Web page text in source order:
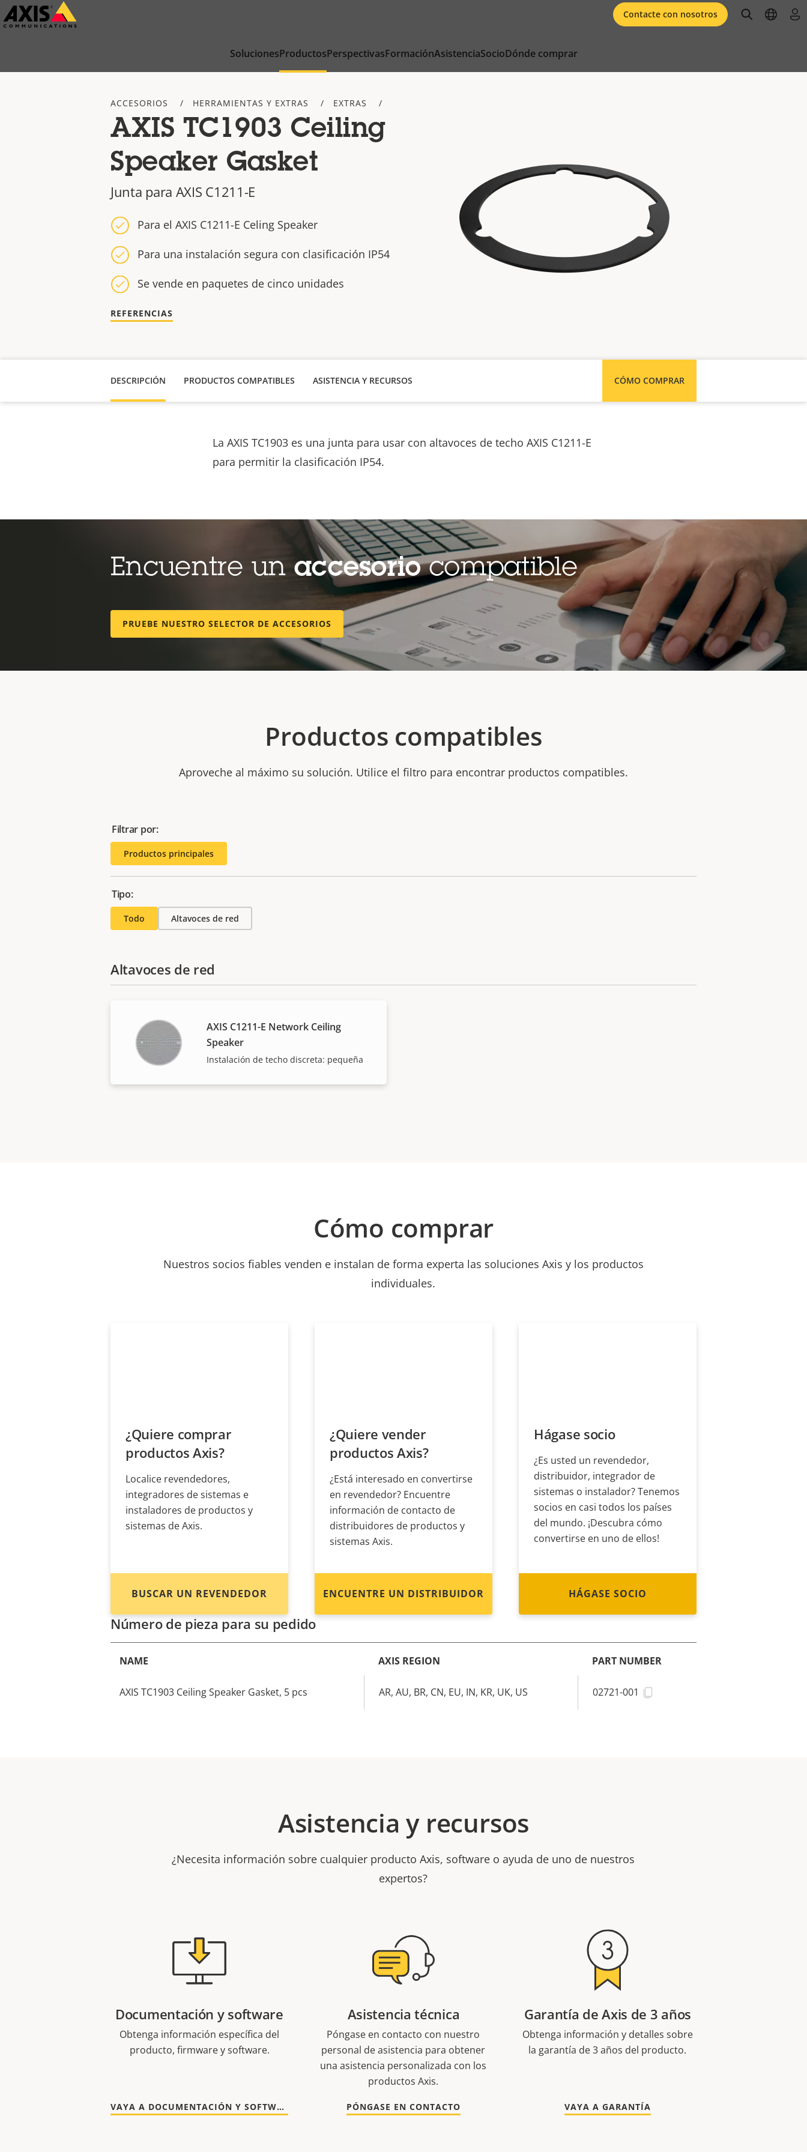
Saltar
al
SolucionesProductosPerspectivasFormaciónAsistenciaSocioDónde comprar
Contacte con nosotros openopen
ACCESORIOS HERRAMIENTAS Y EXTRAS EXTRAS
AXIS TC1903 Ceiling
Speaker Gasket
Junta para AXIS C1211-E
Para el AXIS C1211-E Celing Speaker
Para una instalación segura con clasificación IP54
Se vende en paquetes de cinco unidades
REFERENCIAS
DESCRIPCIÓN PRODUCTOS COMPATIBLES CÓMO COMPRAR
ASISTENCIA Y RECURSOS
La AXIS TC1903 es una junta para usar con altavoces de techo AXIS C1211-E
para permitir la clasificación IP54.
Encuentre un accesoriocompatible
PRUEBE NUESTRO SELECTOR DE ACCESORIOS
Productos compatibles
Aproveche al máximo su solución. Utilice el filtro para encontrar productos compatibles.
Filtrar por:
Productos principales
Tipo:
Todo Altavoces de red
Altavoces de red
AXIS C1211-E Network Ceiling
Speaker
Instalación de techo discreta: pequeña
Cómo comprar
Nuestros socios fiables venden e instalan de forma experta las soluciones Axis y los productos
individuales.
¿Quiere comprar
productos Axis?
Localice revendedores,
integradores de sistemas e
instaladores de productos y
sistemas de Axis.
BUSCAR UN REVENDEDOR
¿Quiere vender
productos Axis?
¿Está interesado en convertirse
en revendedor? Encuentre
información de contacto de
distribuidores de productos y
sistemas Axis.
ENCUENTRE UN DISTRIBUIDOR
Hágase socio
¿Es usted un revendedor,
distribuidor, integrador de
sistemas o instalador? Tenemos
socios en casi todos los países
del mundo. ¡Descubra cómo
convertirse en uno de ellos!
HÁGASE SOCIO
Número de pieza para su pedido
NAME AXIS REGION PART NUMBER
AXIS TC1903 Ceiling Speaker Gasket, 5 pcs AR, AU, BR, CN, EU, IN, KR, UK, US 02721-001
Asistencia y recursos
¿Necesita información sobre cualquier producto Axis, software o ayuda de uno de nuestros
expertos?
Documentación y software
Obtenga información específica del
producto, firmware y software.
VAYA A DOCUMENTACIÓN Y SOFTWARE
Asistencia técnica
Póngase en contacto con nuestro
personal de asistencia para obtener
una asistencia personalizada con los
productos Axis.
PÓNGASE EN CONTACTO
Garantía de Axis de 3 años
Obtenga información y detalles sobre
la garantía de 3 años del producto.
VAYA A GARANTÍA